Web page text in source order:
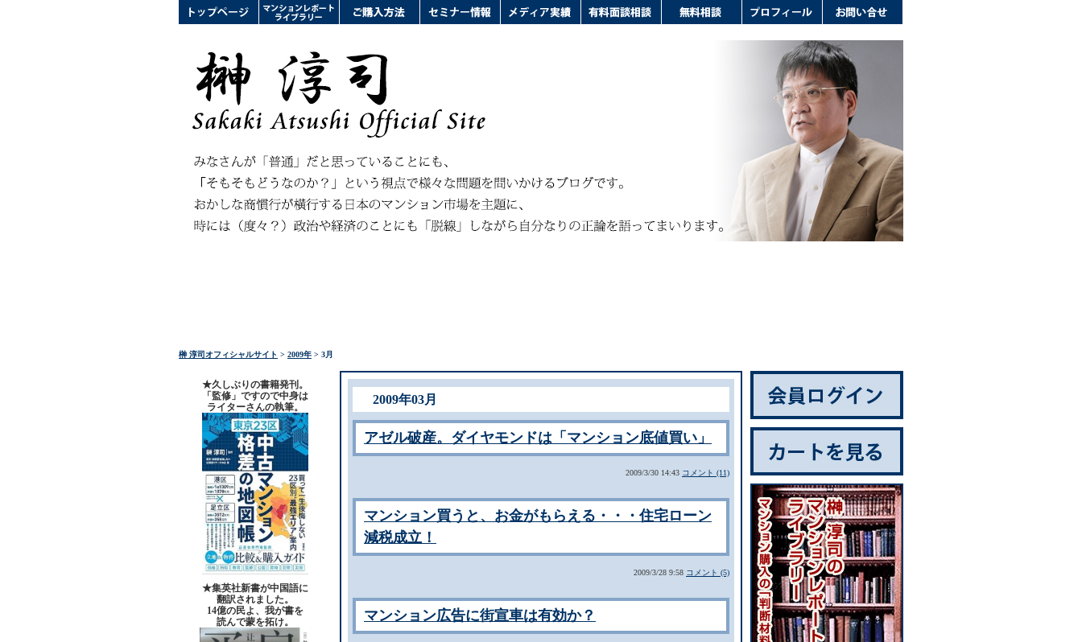
榊 淳司オフィシャルサイト > 2009年 > 3月
★久しぶりの書籍発刊。
「監修」ですので中身は
ライターさんの執筆。
★集英社新書が中国語に
翻訳されました。
14億の民よ、我が書を
読んで蒙を拓け。
2009年03月
アゼル破産。ダイヤモンドは「マンション底値買い」
2009/3/30 14:43 コメント (11)
マンション買うと、お金がもらえる・・・住宅ローン
減税成立！
2009/3/28 9:58 コメント (5)
マンション広告に街宣車は有効か？